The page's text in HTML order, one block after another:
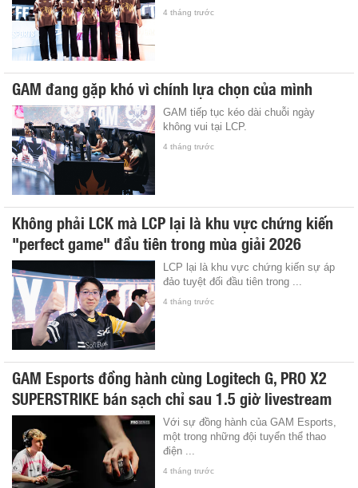
4 tháng trước
GAM đang gặp khó vì chính lựa chọn của mình
GAM tiếp tục kéo dài chuỗi ngày
không vui tại LCP.
4 tháng trước
Không phải LCK mà LCP lại là khu vực chứng kiến
"perfect game" đầu tiên trong mùa giải 2026
LCP lại là khu vực chứng kiến sự áp
đảo tuyệt đối đầu tiên trong ...
4 tháng trước
GAM Esports đồng hành cùng Logitech G, PRO X2
SUPERSTRIKE bán sạch chỉ sau 1.5 giờ livestream
Với sự đồng hành của GAM Esports,
một trong những đội tuyển thể thao
điện ...
4 tháng trước